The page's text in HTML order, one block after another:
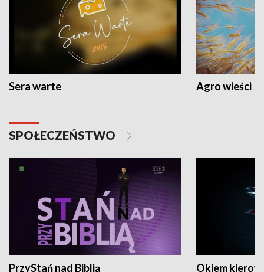
Sera warte Agro wieści
SPOŁECZEŃSTWO
PrzyStań nad Biblią Okiem